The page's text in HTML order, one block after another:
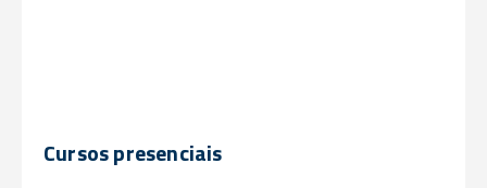
Cursos presenciais